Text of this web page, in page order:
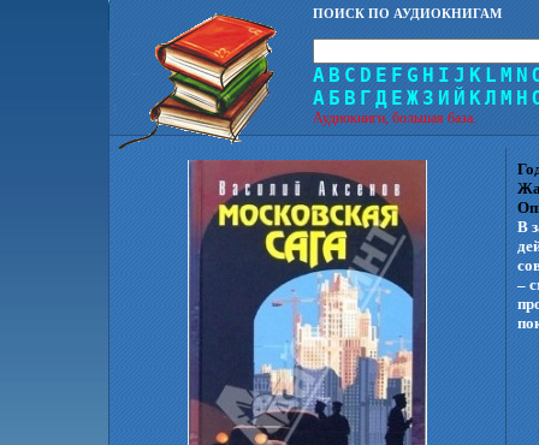
ПОИСК ПО АУДИОКНИГАМ
A B C D E F G H I J K L M N
А Б В Г Д Е Ж З И Й КЛ М Н
Аудиокниги, большая база.
В
–